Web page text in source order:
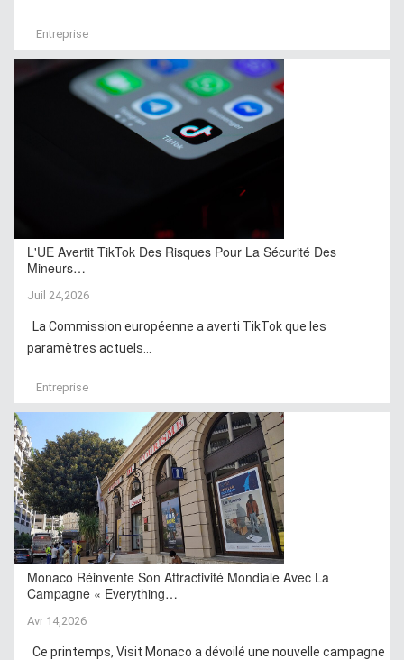
Entreprise
L'UE Avertit TikTok Des Risques Pour La Sécurité Des
Mineurs…
Juil 24,2026
La Commission européenne a averti TikTok que les
paramètres actuels...
Entreprise
Monaco Réinvente Son Attractivité Mondiale Avec La
Campagne « Everything…
Avr 14,2026
Ce printemps, Visit Monaco a dévoilé une nouvelle campagne